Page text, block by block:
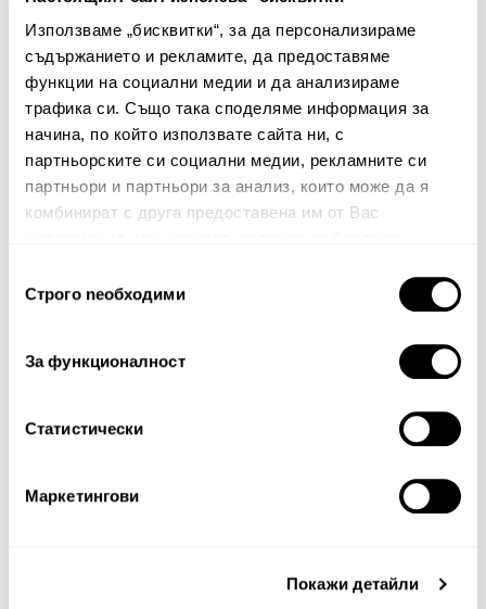
Използваме „бисквитки“, за да персонализираме
съдържанието и рекламите, да предоставяме
функции на социални медии и да анализираме
трафика си. Също така споделяме информация за
начина, по който използвате сайта ни, с
партньорските си социални медии, рекламните си
партньори и партньори за анализ, които може да я
комбинират с друга предоставена им от Вас
наСтрого nеобходими
За функционалност
Статистически
Маркетингови
Покажи детайли
Протектор за възглавница
Anfun
16.00€ 31.29лв.
11.20€ 21.91лв.
Протектор за възглавница
Anfun
16.00€ 31.29лв.
11.20€ 21.91лв.
30%
Asia
30%
Протектор за възглавница